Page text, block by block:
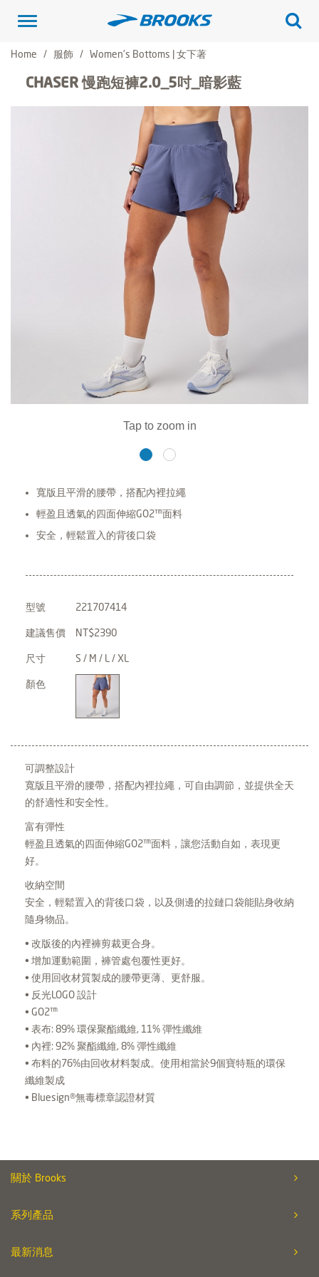
Toggle
Home
服飾 Women's Bottoms | 女下著
CHASER 慢跑短褲2.0_5吋_暗影藍
寬版且平滑的腰帶，搭配內裡拉繩
輕盈且透氣的四面伸縮GO2™面料
安全，輕鬆置入的背後口袋
型號 221707414
建議售價 NT$2390
尺寸 S / M / L / XL
顏色
可調整設計
寬版且平滑的腰帶，搭配內裡拉繩，可自由調節，並提供全天
的舒適性和安全性。
富有彈性
輕盈且透氣的四面伸縮GO2™面料，讓您活動自如，表現更
好。
收納空間
安全，輕鬆置入的背後口袋，以及側邊的拉鏈口袋能貼身收納
隨身物品。
• 改版後的內裡褲剪裁更合身。
• 增加運動範圍，褲管處包覆性更好。
• 使用回收材質製成的腰帶更薄、更舒服。
• 反光LOGO 設計
• GO2™
• 表布: 89% 環保聚酯纖維, 11% 彈性纖維
• 內裡: 92% 聚酯纖維, 8% 彈性纖維
• 布料的76%由回收材料製成。使用相當於9個寶特瓶的環保
纖維製成
• Bluesign®無毒標章認證材質
關於 Brooks
系列產品
最新消息